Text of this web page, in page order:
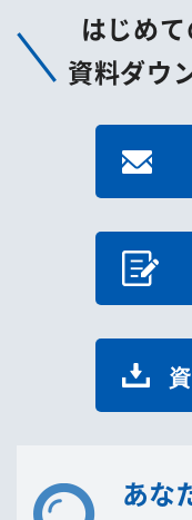
はじめ
資料ダウ
あな